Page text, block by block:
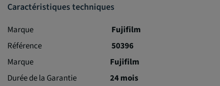
Caractéristiques techniques
Marque
Fujifilm
Référence
50396
Marque
Fujifilm
Durée de la Garantie
24 mois